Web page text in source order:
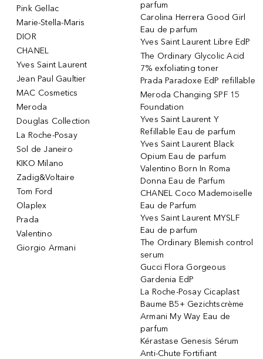
Pink Gellac
Marie-Stella-Maris
DIOR
CHANEL
Yves Saint Laurent
Jean Paul Gaultier
MAC Cosmetics
Meroda
Douglas Collection
La Roche-Posay
Sol de Janeiro
KIKO Milano
Zadig&Voltaire
Tom Ford
Olaplex
Prada
Valentino
Giorgio Armani
parfum
Carolina Herrera Good Girl
Eau de parfum
Yves Saint Laurent Libre EdP
The Ordinary Glycolic Acid
7% exfoliating toner
Prada Paradoxe EdP refillable
Meroda Changing SPF 15
Foundation
Yves Saint Laurent Y
Refillable Eau de parfum
Yves Saint Laurent Black
Opium Eau de parfum
Valentino Born In Roma
Donna Eau de Parfum
CHANEL Coco Mademoiselle
Eau de Parfum
Yves Saint Laurent MYSLF
Eau de parfum
The Ordinary Blemish control
serum
Gucci Flora Gorgeous
Gardenia EdP
La Roche-Posay Cicaplast
Baume B5+ Gezichtscrème
Armani My Way Eau de
parfum
Kérastase Genesis Sérum
Anti-Chute Fortifiant